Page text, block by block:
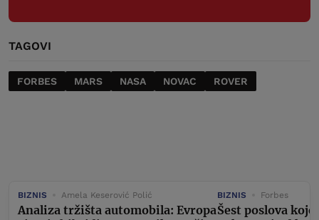
TAGOVI
FORBES MARS NASA NOVAC ROVER
BIZNIS Amela Keserović Polić
Analiza tržišta automobila: Evropa
BIZNIS Forbes
Šest poslova